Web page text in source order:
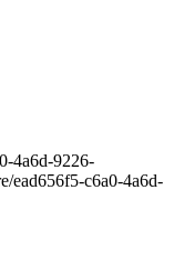
4a6d-9226-
ead656f5-c6a0-4a6d-